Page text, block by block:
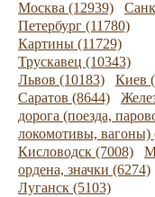
Москва (12939)
Петербург (11780)
Картины (11729)
Трускавец (10343)
Львов (10183)
Киев
Саратов (8644)
дорога (поезда,
локомотивы, вагоны)
Кисловодск (7008)
ордена, значки (6274)
Луганск (5103)